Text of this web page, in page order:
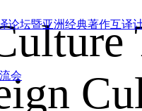
论坛暨亚洲经典著作互译
会